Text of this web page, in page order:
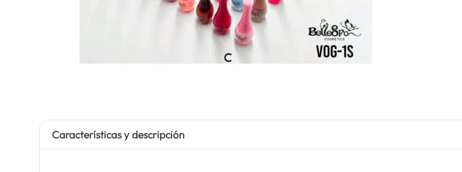
Características y descripción